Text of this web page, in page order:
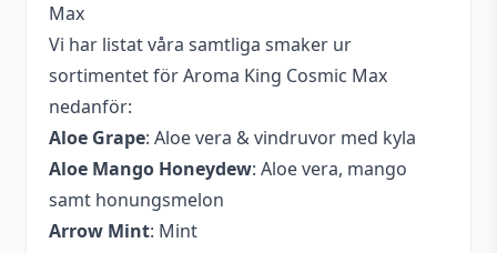
Max
Vi har listat våra samtliga smaker ur
sortimentet för Aroma King Cosmic Max
nedanför:
Aloe Grape: Aloe vera & vindruvor med kyla
Aloe Mango Honeydew: Aloe vera, mango
samt honungsmelon
Arrow Mint: Mint